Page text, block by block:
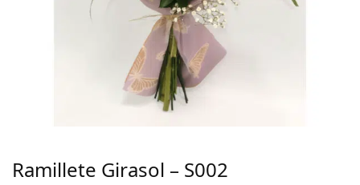
Ramillete Girasol – S002